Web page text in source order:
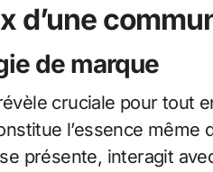
d’une
de marque
cruciale pour tout
l’essence même
présente, interagit